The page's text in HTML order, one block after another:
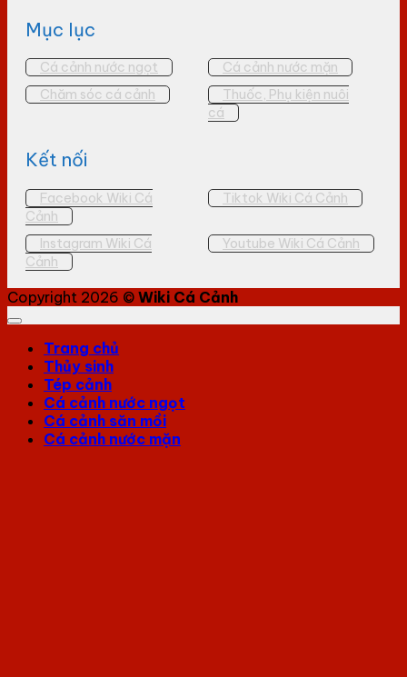
Mục lục
Cá cảnh nước ngọt
Cá cảnh nước mặn
Chăm sóc cá cảnh
Thuốc, Phụ kiện nuôi
cá
Kết nối
Facebook Wiki Cá
Cảnh
Tiktok Wiki Cá Cảnh
Instagram Wiki Cá
Cảnh
Youtube Wiki Cá Cảnh
Copyright 2026 © Wiki Cá Cảnh
Trang chủ
Thủy sinh
Tép cảnh
Cá cảnh nước ngọt
Cá cảnh săn mồi
Cá cảnh nước mặn